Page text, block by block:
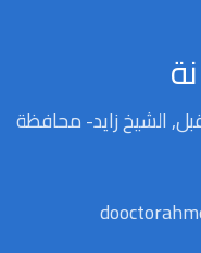
الشيخ زايد- محافظة